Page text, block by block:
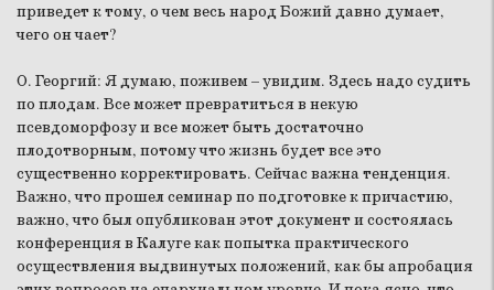
приведет к тому, о чем весь народ Божий давно думает,
чего он чает?
О. Георгий: Я думаю, поживем – увидим. Здесь надо судить
по плодам. Все может превратиться в некую
псевдоморфозу и все может быть достаточно
плодотворным, потому что жизнь будет все это
существенно корректировать. Сейчас важна тенденция.
Важно, что прошел семинар по подготовке к причастию,
важно, что был опубликован этот документ и состоялась
конференция в Калуге как попытка практического
осуществления выдвинутых положений, как бы апробация